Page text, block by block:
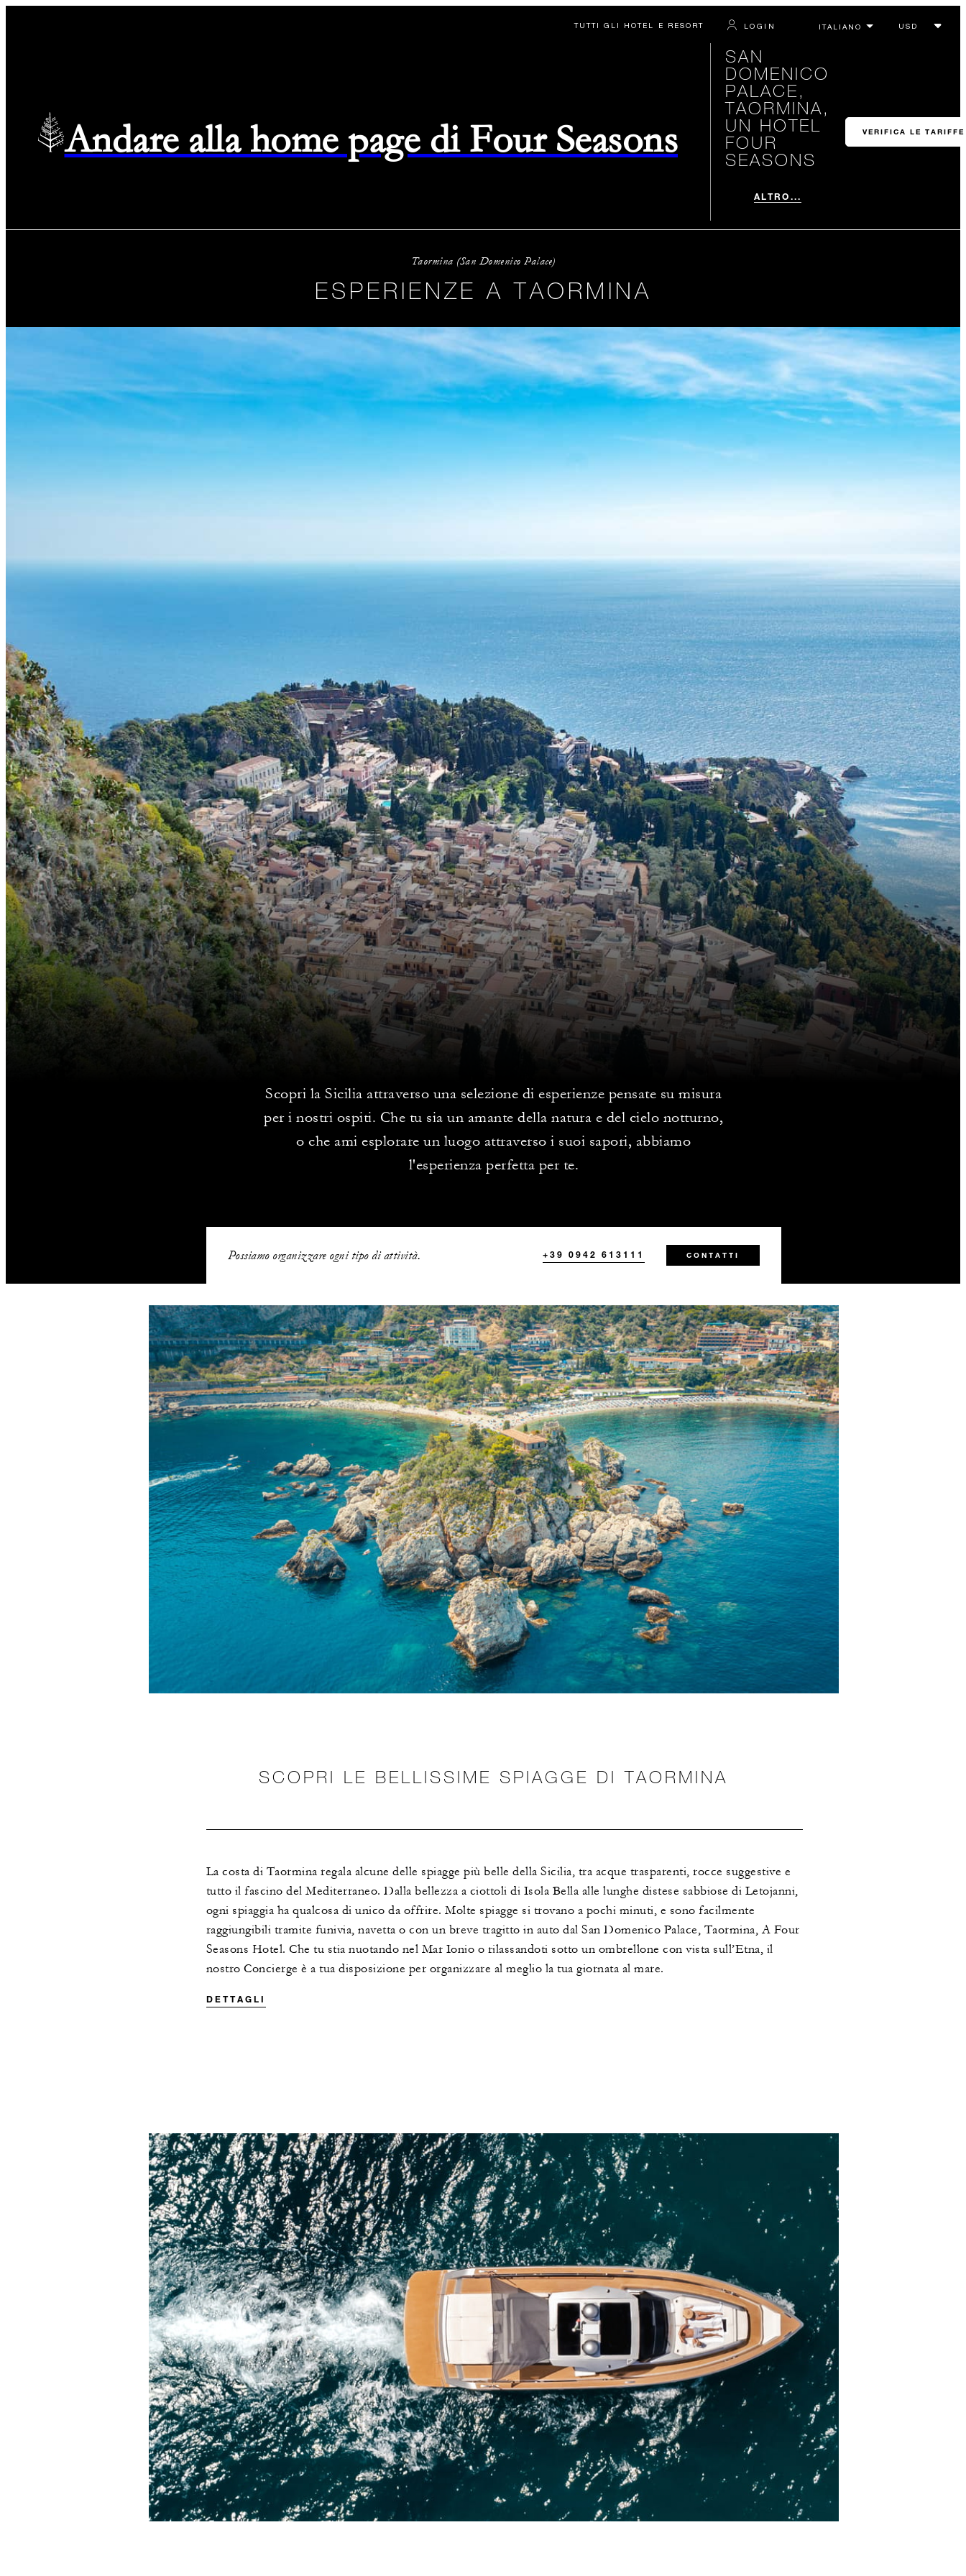
TUTTI GLI HOTEL E RESORT LOGIN
Andare alla home page di Four Seasons
SAN
DOMENICO
PALACE,
TAORMINA,
UN HOTEL
FOUR
SEASONS
ALTRO...
VERIFICA LE TARIFFE
Taormina (San Domenico Palace)
ESPERIENZE A TAORMINA
Scopri la Sicilia attraverso una selezione di esperienze pensate su misura
per i nostri ospiti. Che tu sia un amante della natura e del cielo notturno,
o che ami esplorare un luogo attraverso i suoi sapori, abbiamo
l'esperienza perfetta per te.
Possiamo organizzare ogni tipo di attività. +39 0942 613111 CONTATTI
SCOPRI LE BELLISSIME SPIAGGE DI TAORMINA
La costa di Taormina regala alcune delle spiagge più belle della Sicilia, tra acque trasparenti, rocce suggestive e
tutto il fascino del Mediterraneo. Dalla bellezza a ciottoli di Isola Bella alle lunghe distese sabbiose di Letojanni,
ogni spiaggia ha qualcosa di unico da offrire. Molte spiagge si trovano a pochi minuti, e sono facilmente
raggiungibili tramite funivia, navetta o con un breve tragitto in auto dal San Domenico Palace, Taormina, A Four
Seasons Hotel. Che tu stia nuotando nel Mar Ionio o rilassandoti sotto un ombrellone con vista sull’Etna, il
nostro Concierge è a tua disposizione per organizzare al meglio la tua giornata al mare.
DETTAGLI